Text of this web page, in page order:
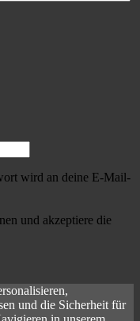
wird an deine E-Mail-
und akzeptiere die
und die Sicherheit für